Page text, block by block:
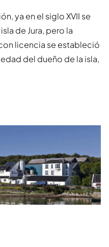
ya en el siglo XVII se
de Jura, pero la
licencia se estableció
del dueño de la isla,